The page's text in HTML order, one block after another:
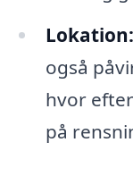
Lokation:
også
hvor
på